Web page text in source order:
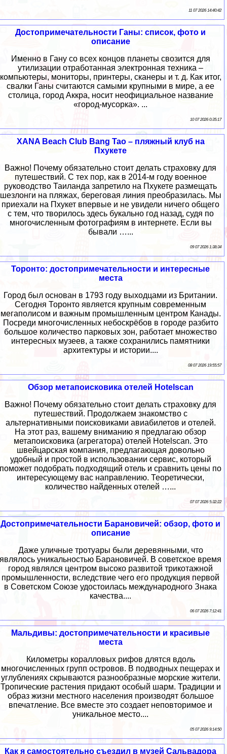
11 07 2026 14:40:42
Достопримечательности Ганы: список, фото и
описание
Именно в Гану со всех концов планеты свозится для
утилизации отработанная электронная техника –
компьютеры, мониторы, принтеры, сканеры и т. д. Как итог,
свалки Ганы считаются самыми крупными в мире, а ее
столица, город Аккра, носит неофициальное название
«город-мусорка». ...
10 07 2026 0:35:17
XANA Beach Club Bang Tao – пляжный клуб на
Пхукете
Важно! Почему обязательно стоит делать страховку для
путешествий. С тех пор, как в 2014-м году военное
руководство Таиланда запретило на Пхукете размещать
шезлонги на пляжах, береговая линия преобразилась. Мы
приехали на Пхукет впервые и не увидели ничего общего
с тем, что творилось здесь букально год назад, судя по
многочисленным фотографиям в интернете. Если вы
бывали …...
09 07 2026 1:38:34
Торонто: достопримечательности и интересные
места
Город был основан в 1793 году выходцами из Британии.
Сегодня Торонто является крупным современным
мегаполисом и важным промышленным центром Канады.
Посреди многочисленных небоскрёбов в городе разбито
большое количество парковых зон, работает множество
интересных музеев, а также сохранились памятники
архитектуры и истории....
08 07 2026 19:55:57
Обзор метапоисковика отелей Hotelscan
Важно! Почему обязательно стоит делать страховку для
путешествий. Продолжаем знакомство с
альтернативными поисковиками авиабилетов и отелей.
На этот раз, вашему вниманию я предлагаю обзор
метапоисковика (агрегатора) отелей Hotelscan. Это
швейцарская компания, предлагающая довольно
удобный и простой в использовании сервис, который
поможет подобрать подходящий отель и сравнить цены по
интересующему вас направлению. Теоретически,
количество найденных отелей …...
07 07 2026 5:32:22
Достопримечательности Барановичей: обзор, фото и
описание
Даже уличные тротуары были деревянными, что
являлось уникальностью Барановичей. В советское время
город являлся центром высоко развитой трикотажной
промышленности, вследствие чего его продукция первой
в Советском Союзе удостоилась международного Знака
качества....
06 07 2026 7:12:41
Мальдивы: достопримечательности и красивые
места
Километры коралловых рифов длятся вдоль
многочисленных групп островов. В подводных пещерах и
углублениях скрываются разнообразные морские жители.
Тропические растения придают особый шарм. Традиции и
образ жизни местного населения производят большое
впечатление. Все вместе это создает неповторимое и
уникальное место....
05 07 2026 9:14:50
Как я самостоятельно съездил в музей Сальвадора